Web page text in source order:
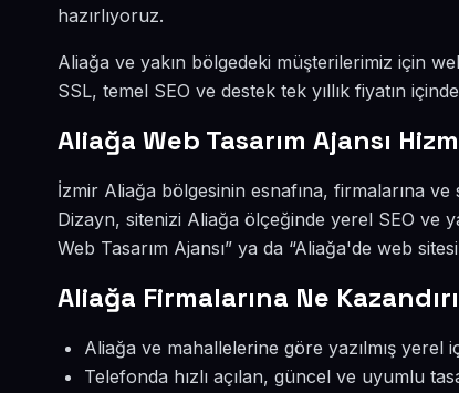
hazırlıyoruz.
Aliağa ve yakın bölgedeki müşterilerimiz için
SSL, temel SEO ve destek tek yıllık fiyatın
Aliağa Web Tasarım Ajansı
İzmir Aliağa bölgesinin esnafına, firmalarına ve
Dizayn, sitenizi Aliağa ölçeğinde yerel SEO ve
Web Tasarım Ajansı” ya da “Aliağa'de web
Aliağa Firmalarına Ne
Aliağa ve mahallelerine göre yazılmış yerel
Telefonda hızlı açılan, güncel ve uyumlu